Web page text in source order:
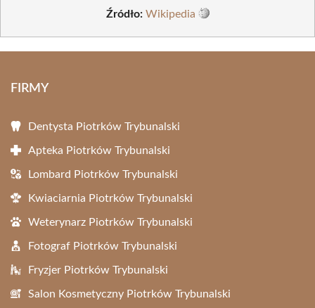
Źródło: Wikipedia
FIRMY
Dentysta Piotrków Trybunalski
Apteka Piotrków Trybunalski
Lombard Piotrków Trybunalski
Kwiaciarnia Piotrków Trybunalski
Weterynarz Piotrków Trybunalski
Fotograf Piotrków Trybunalski
Fryzjer Piotrków Trybunalski
Salon Kosmetyczny Piotrków Trybunalski